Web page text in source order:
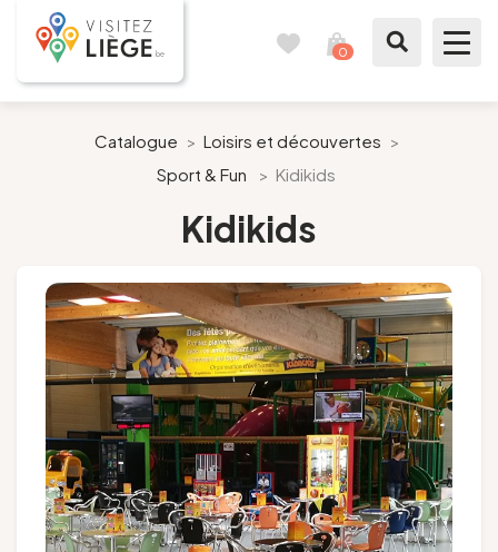
0
Comme un Liégeois
Préparer mon séjour
Nos suggestions
Pays de Liège
Presse
Groupes et voyagistes
Catalogue > Loisirs et découvertes >
Sport & Fun
> Kidikids
Kidikids